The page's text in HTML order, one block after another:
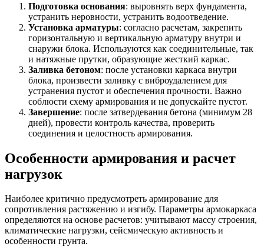
Подготовка основания: выровнять верх фундамента,
устранить неровности, устранить водоотведение.
Установка арматуры: согласно расчетам, закрепить
горизонтальную и вертикальную арматуру внутри и
снаружи блока. Используются как соединительные, так
и натяжные прутки, образующие жесткий каркас.
Заливка бетоном: после установки каркаса внутри
блока, произвести заливку с виброудалением для
устранения пустот и обеспечения прочности. Важно
соблюсти схему армирования и не допускайте пустот.
Завершение: после затвердевания бетона (минимум 28
дней), провести контроль качества, проверить
соединения и целостность армирования.
Особенности армирования и расчет
нагрузок
Наиболее критично предусмотреть армирование для
сопротивления растяжению и изгибу. Параметры армокаркаса
определяются на основе расчетов: учитывают массу строения,
климатические нагрузки, сейсмическую активность и
особенности грунта.